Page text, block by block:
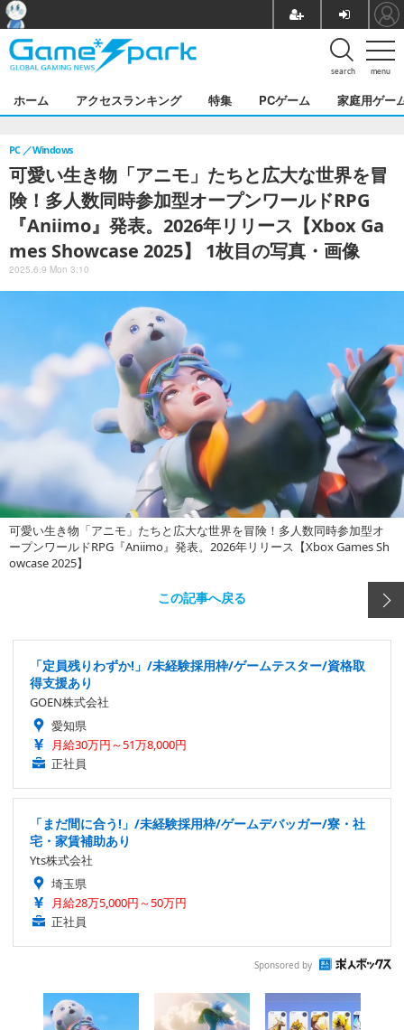
menu
search
ホーム アクセスランキング 特集 PCゲーム 家庭用ゲー
可愛い生き物「アニモ」たちと広大な世界を冒
険！多人数同時参加型オープンワールドRPG
『Aniimo』発表。2026年リリース【Xbox Ga
mes Showcase 2025】 1枚目の写真・画像
PC Windows
2025.6.9 Mon 3:10
可愛い生き物「アニモ」たちと広大な世界を冒険！多人数同時参加型オ
ープンワールドRPG『Aniimo』発表。2026年リリース【Xbox Games Sh
owcase 2025】
この記事へ戻る
「定員残りわずか!」/未経験採用枠/ゲームテスター/資格取
得支援あり
GOEN株式会社
愛知県
月給30万円～51万8,000円
正社員
「まだ間に合う!」/未経験採用枠/ゲームデバッガー/寮・社
宅・家賃補助あり
Yts株式会社
埼玉県
月給28万5,000円～50万円
正社員
Sponsored by